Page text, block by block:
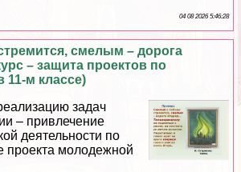
04 08 2026 5:46:28
смелым – дорога
– защита проектов по
м классе)
задач
– привлечение
деятельности по
проекта молодежной